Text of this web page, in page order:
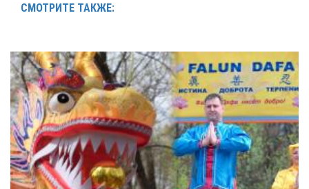
СМОТРИТЕ ТАКЖЕ: